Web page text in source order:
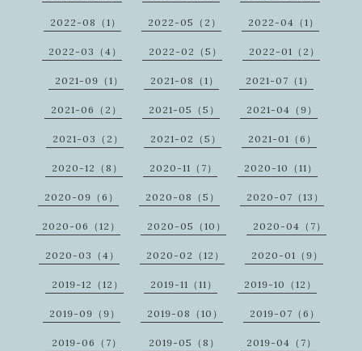
2022-08（1） 2022-05（2） 2022-04（1）
2022-03（4） 2022-02（5） 2022-01（2）
2021-09（1） 2021-08（1） 2021-07（1）
2021-06（2） 2021-05（5） 2021-04（9）
2021-03（2） 2021-02（5） 2021-01（6）
2020-12（8） 2020-11（7） 2020-10（11）
2020-09（6） 2020-08（5） 2020-07（13）
2020-06（12） 2020-05（10） 2020-04（7）
2020-03（4） 2020-02（12） 2020-01（9）
2019-12（12） 2019-11（11） 2019-10（12）
2019-09（9） 2019-08（10） 2019-07（6）
2019-06（7） 2019-05（8） 2019-04（7）